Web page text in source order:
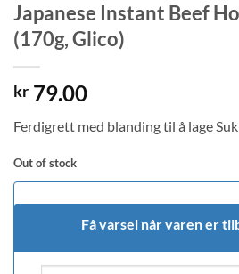
Japanese Instant Beef
(170g, Glico)
kr 79.00
Ferdigrett med blanding til å lage
Out of stock
Få varsel når varen er